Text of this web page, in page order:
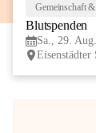
Gemeinschaft
Blutspenden
Sa., 29.